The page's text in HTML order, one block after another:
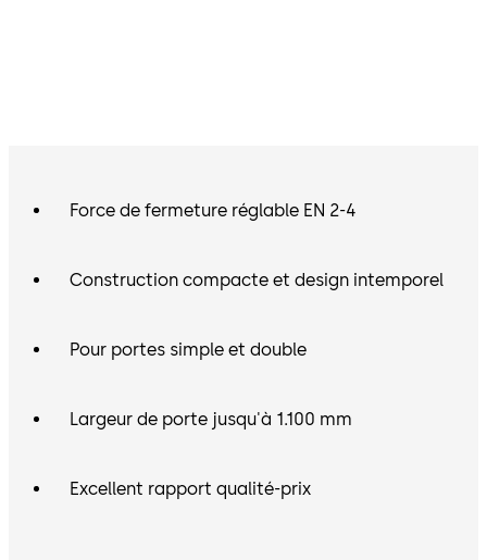
Force de fermeture réglable EN 2-4
Construction compacte et design intemporel
Pour portes simple et double
Largeur de porte jusqu'à 1.100 mm
Excellent rapport qualité-prix